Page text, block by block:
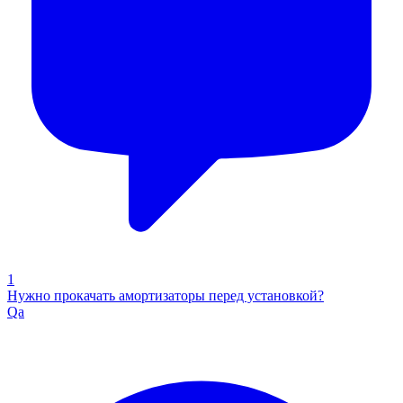
1
Нужно прокачать амортизаторы перед установкой?
Qa